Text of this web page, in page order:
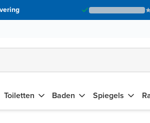
Toiletten Baden Spiegels